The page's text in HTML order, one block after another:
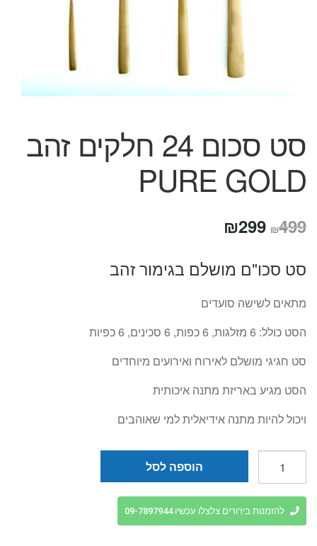
המותגים שלנו
מתנות לחנוכת בית
מתנות למטבח
תשלום
סט סכום 24 חלקים זהב
PURE GOLD
₪499 המחיר
היה:
₪499.
₪299
הוא:
₪299.
סט סכו"ם מושלם בגימור זהב
מתאים לשישה סועדים
הסט כולל: 6 מזלגות, 6 כפות, 6 סכינים, 6 כפיות
סט חגיגי מושלם לאירוח ואירועים מיוחדים
הסט מגיע באריזת מתנה איכותית
ויכול להיות מתנה אידיאלית למי שאוהבים
סט
סכום
24
הוספה לסל
להזמנות בירורים צלצלו עכשיו 09-7897944